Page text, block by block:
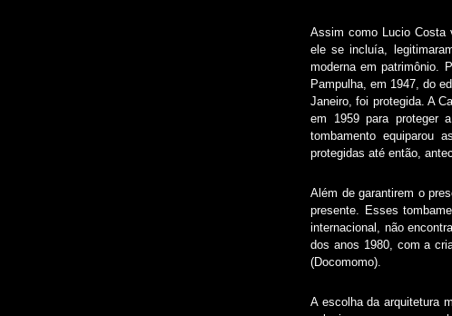
Assim como Lucio Costa
ele se incluía,
moderna em patrimônio.
Pampulha, em 1947, do
Janeiro, foi protegida. A
em 1959 para proteger
tombamento equiparou
protegidas até então,
Além de garantirem o
presente. Esses
internacional, não
dos anos 1980, com a
(Docomomo).
A escolha da arquitetura